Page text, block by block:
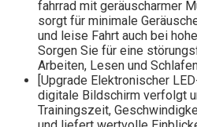
fahrrad mit geräuscharmer
sorgt für minimale
und leise Fahrt auch bei
Sorgen Sie für eine
Arbeiten, Lesen und
[Upgrade Elektronischer
digitale Bildschirm verfolgt
Trainingszeit,